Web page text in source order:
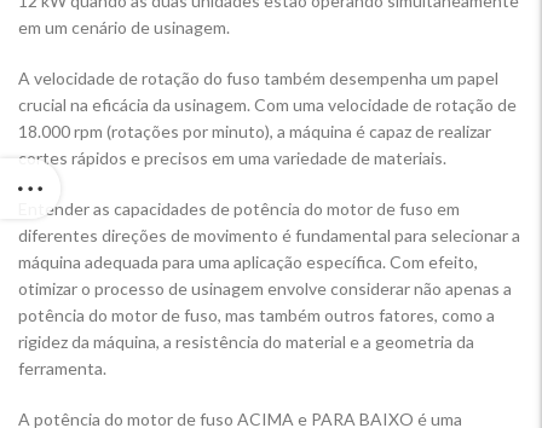
em um cenário de usinagem.
A velocidade de rotação do fuso também desempenha um papel
crucial na eficácia da usinagem. Com uma velocidade de rotação de
18.000 rpm (rotações por minuto), a máquina é capaz de realizar
cortes rápidos e precisos em uma variedade de materiais.
Entender as capacidades de potência do motor de fuso em
diferentes direções de movimento é fundamental para selecionar a
máquina adequada para uma aplicação específica. Com efeito,
otimizar o processo de usinagem envolve considerar não apenas a
potência do motor de fuso, mas também outros fatores, como a
rigidez da máquina, a resistência do material e a geometria da
ferramenta.
A potência do motor de fuso ACIMA e PARA BAIXO é uma